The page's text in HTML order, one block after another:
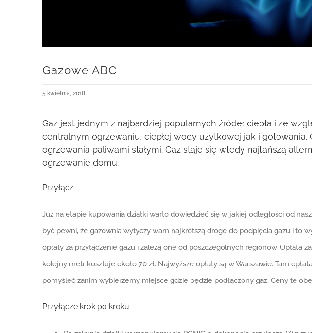
Gazowe ABC
5 kwietnia, 2018
Gaz jest jednym z najbardziej popularnych źródeł ciepła i ze
centralnym ogrzewaniu, ciepłej wody użytkowej jak i
ogrzewania paliwami stałymi. Gaz staje się wtedy najtańszą
ogrzewanie domu.
Przyłącz
Już na etapie kupowania działki warto dowiedzieć się w jakiej odległości od
być pewni, że gazownia wytyczy wam najkrótszą drogę do podpięcia gazu i to
opłaty za przyłączenie gazu i zależą one od poszczególnych regionów. Opłata
kolejny metr kosztuje około 70 zł. Najwyższe opłaty są w Warszawie. Tam
pomyśleć zanim wybierzemy miejsce gdzie będzie podłączony gaz. Ceny te
Przyłącze krok po kroku